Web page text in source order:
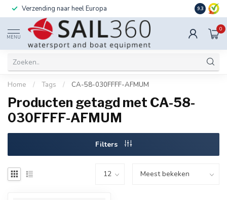
Verzending naar heel Europa Ook
9.3
MENU
0
Home / Tags / CA-58-030FFFF-AFMUM
Producten getagd met CA-58-
030FFFF-AFMUM
Filters